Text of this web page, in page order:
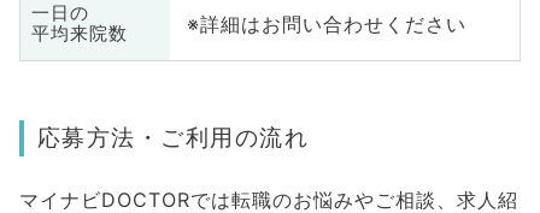
一日の
平均来院数
※詳細はお問い合わせください
応募方法・ご利用の流れ
マイナビDOCTORでは転職のお悩みやご相談、求人紹